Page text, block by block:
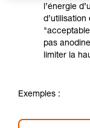
l’énergie
pas
limiter la
Exemples :